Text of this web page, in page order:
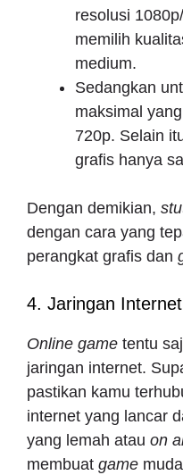
resolusi
memilih
medium.
Sedangkan
maksimal
720p. Selain
grafis hanya
Dengan demikian,
dengan cara yang
perangkat grafis dan
4. Jaringan
Online game tentu
jaringan internet.
pastikan kamu
internet yang lancar
yang lemah atau on
membuat game